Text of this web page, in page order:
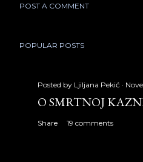
POST A COMMENT
POPULAR POSTS
Posted by Ljiljana Pekić
O SMRTNOJ
Share 19 comments